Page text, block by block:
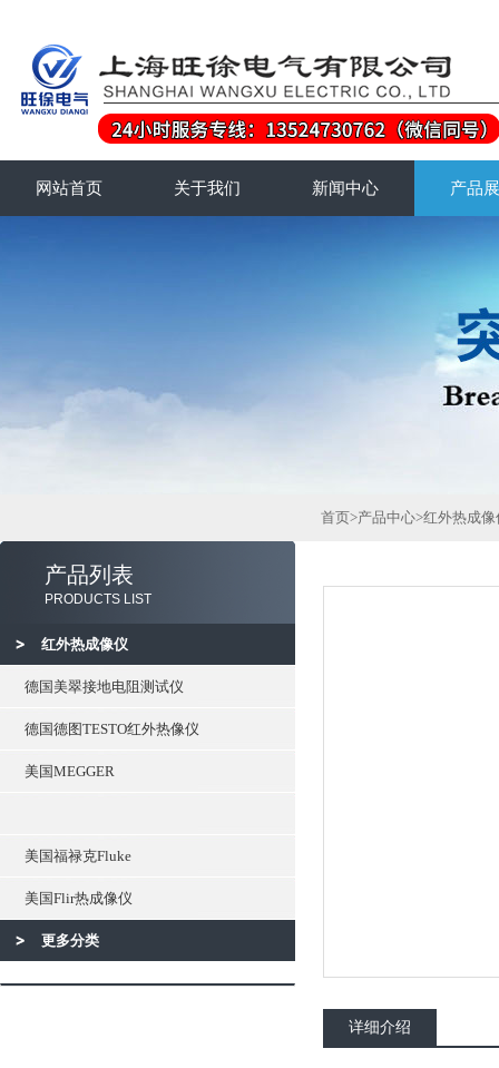
网站首页 关于我们 新闻中心 产品
产品列表
PRODUCTS LIST
红外热成像仪
德国美翠接地电阻测试仪
德国德图TESTO红外热像仪
美国MEGGER
美国福禄克Fluke
美国Flir热成像仪
更多分类
首页>产品中心>红外热成像
详细介绍